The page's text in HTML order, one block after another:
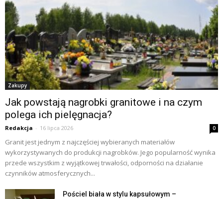
Zakupy
Jak powstają nagrobki granitowe i na czym
polega ich pielęgnacja?
Redakcja - 16 lipca 2026 0
Granit jest jednym z najczęściej wybieranych materiałów
wykorzystywanych do produkcji nagrobków. Jego popularność wynika
przede wszystkim z wyjątkowej trwałości, odporności na działanie
czynników atmosferycznych...
Pościel biała w stylu kapsułowym –